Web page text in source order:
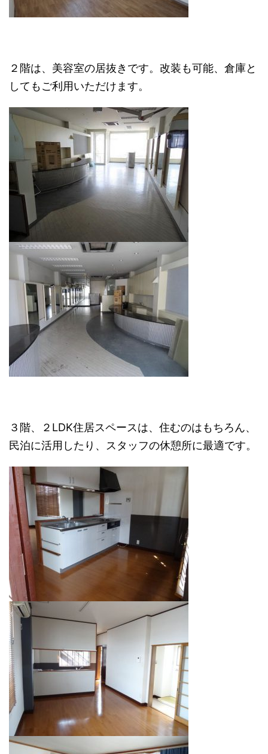
２階は、美容室の居抜きです。改装も可能、倉庫と
してもご利用いただけます。
３階、２LDK住居スペースは、住むのはもちろん、
民泊に活用したり、スタッフの休憩所に最適です。